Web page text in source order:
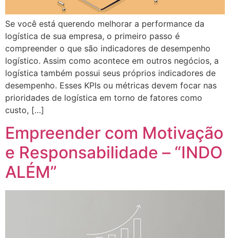
Se você está querendo melhorar a performance da
logística de sua empresa, o primeiro passo é
compreender o que são indicadores de desempenho
logístico. Assim como acontece em outros negócios, a
logística também possui seus próprios indicadores de
desempenho. Esses KPIs ou métricas devem focar nas
prioridades de logística em torno de fatores como
custo, […]
Empreender com Motivação
e Responsabilidade – “INDO
ALÉM”